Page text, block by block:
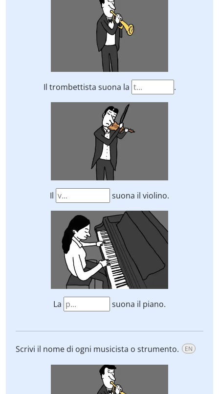
Il trombettista suona la .
Il suona il violino.
La suona il piano.
Scrivi il nome di ogni musicista o strumento. EN